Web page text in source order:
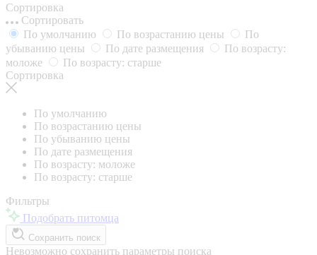
Сортировка
Сортировать
По умолчанию
По возрастанию цены
По
убыванию цены
По дате размещения
По возрасту:
моложе
По возрасту: старше
Сортировка
По умолчанию
По возрастанию цены
По убыванию цены
По дате размещения
По возрасту: моложе
По возрасту: старше
Фильтры
Подобрать питомца
Сохранить поиск
Невозможно сохранить параметры поиска